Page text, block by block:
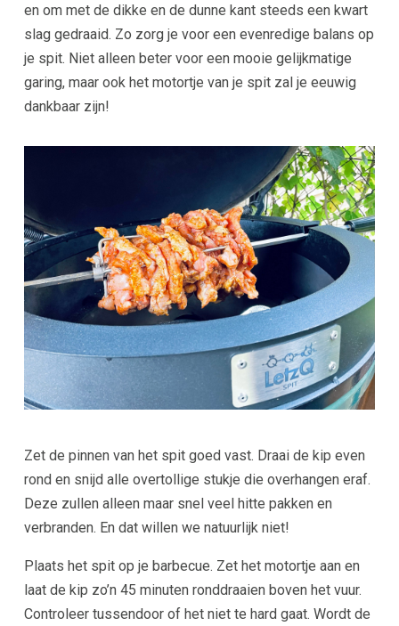
en om met de dikke en de dunne kant steeds een kwart
slag gedraaid. Zo zorg je voor een evenredige balans op
je spit. Niet alleen beter voor een mooie gelijkmatige
garing, maar ook het motortje van je spit zal je eeuwig
dankbaar zijn!
Zet de pinnen van het spit goed vast. Draai de kip even
rond en snijd alle overtollige stukje die overhangen eraf.
Deze zullen alleen maar snel veel hitte pakken en
verbranden. En dat willen we natuurlijk niet!
Plaats het spit op je barbecue. Zet het motortje aan en
laat de kip zo’n 45 minuten ronddraaien boven het vuur.
Controleer tussendoor of het niet te hard gaat. Wordt de